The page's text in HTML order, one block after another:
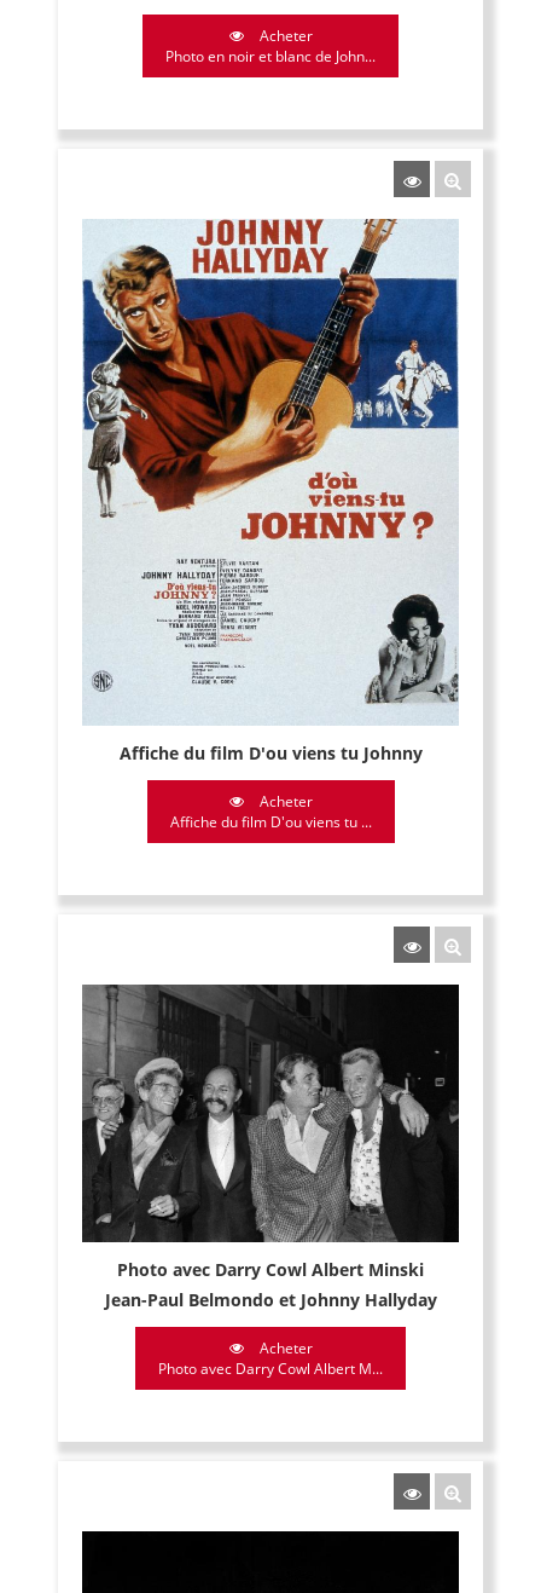
Acheter
Photo en noir et blanc de John...
Affiche du film D'ou viens tu Johnny
Acheter
Affiche du film D'ou viens tu ...
Photo avec Darry Cowl Albert Minski
Jean-Paul Belmondo et Johnny Hallyday
Acheter
Photo avec Darry Cowl Albert M...